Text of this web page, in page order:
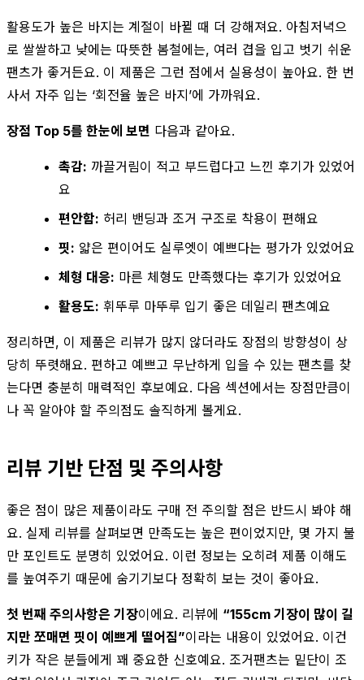
활용도가 높은 바지는 계절이 바뀔 때 더 강해져요. 아침저녁으
로 쌀쌀하고 낮에는 따뜻한 봄철에는, 여러 겹을 입고 벗기 쉬운
팬츠가 좋거든요. 이 제품은 그런 점에서 실용성이 높아요. 한 번
사서 자주 입는 ‘회전율 높은 바지’에 가까워요.
장점 Top 5를 한눈에 보면 다음과 같아요.
촉감: 까끌거림이 적고 부드럽다고 느낀 후기가 있었어
요
편안함: 허리 밴딩과 조거 구조로 착용이 편해요
핏: 얇은 편이어도 실루엣이 예쁘다는 평가가 있었어요
체형 대응: 마른 체형도 만족했다는 후기가 있었어요
활용도: 휘뚜루 마뚜루 입기 좋은 데일리 팬츠예요
정리하면, 이 제품은 리뷰가 많지 않더라도 장점의 방향성이 상
당히 뚜렷해요. 편하고 예쁘고 무난하게 입을 수 있는 팬츠를 찾
는다면 충분히 매력적인 후보예요. 다음 섹션에서는 장점만큼이
나 꼭 알아야 할 주의점도 솔직하게 볼게요.
리뷰 기반 단점 및 주의사항
좋은 점이 많은 제품이라도 구매 전 주의할 점은 반드시 봐야 해
요. 실제 리뷰를 살펴보면 만족도는 높은 편이었지만, 몇 가지 불
만 포인트도 분명히 있었어요. 이런 정보는 오히려 제품 이해도
를 높여주기 때문에 숨기기보다 정확히 보는 것이 좋아요.
첫 번째 주의사항은 기장이에요. 리뷰에 “155cm 기장이 많이 길
지만 쪼매면 핏이 예쁘게 떨어짐”이라는 내용이 있었어요. 이건
키가 작은 분들에게 꽤 중요한 신호예요. 조거팬츠는 밑단이 조